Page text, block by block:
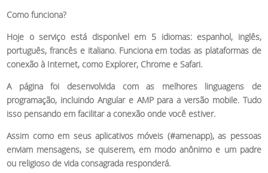
Como funciona?
Hoje o serviço está disponível em 5 idiomas:espanhol, inglês,
português, francês e italiano. Funciona em todas as plataformas de
conexão à Internet, como Explorer, Chrome e Safari.
A página foi desenvolvida com as melhores linguagens de
programação, incluindo Angular e AMP para a versão mobile. Tudo
isso pensando em facilitar a conexão onde você estiver.
Assim como em seus aplicativos móveis (#amenapp), as pessoas
enviam mensagens, se quiserem, em modo anônimo e um padre
ou religioso de vida consagrada responderá.